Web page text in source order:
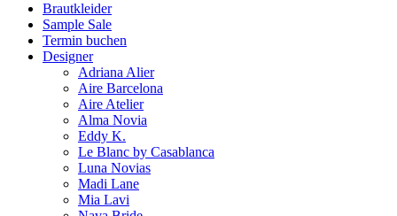
Brautkleider
Sample Sale
Termin buchen
Designer
Adriana Alier
Aire Barcelona
Aire Atelier
Alma Novia
Eddy K.
Le Blanc by Casablanca
Luna Novias
Madi Lane
Mia Lavi